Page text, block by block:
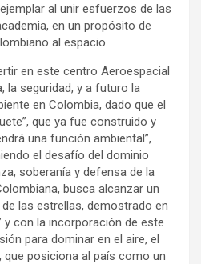
al unir esfuerzos de las
en un propósito de
al espacio.
en este centro Aeroespacial
la seguridad, y a futuro la
en Colombia, dado que el
que ya fue construido y
una función ambiental”,
el desafío del dominio
soberanía y defensa de la
busca alcanzar un
las estrellas, demostrado en
y con la incorporación de este
para dominar en el aire, el
posiciona al país como un